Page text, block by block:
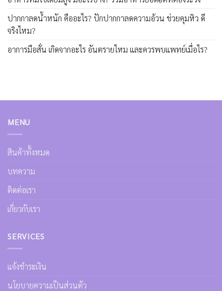
ปากกาลดน้ำหนัก คืออะไร? ปักปากกาลดความอ้วน ช่วยคุมหิว ดี
จริงไหม?
อาการมือสั่น เกิดจากอะไร อันตรายไหม และควรพบแพทย์เมื่อไร?
MENU
สินค้าทั้งหมด
บทความ
ติดต่อเรา
เกี่ยวกับเรา
SERVICES
แจ้งชำระเงิน
นโยบายความเป็นส่วนตัว